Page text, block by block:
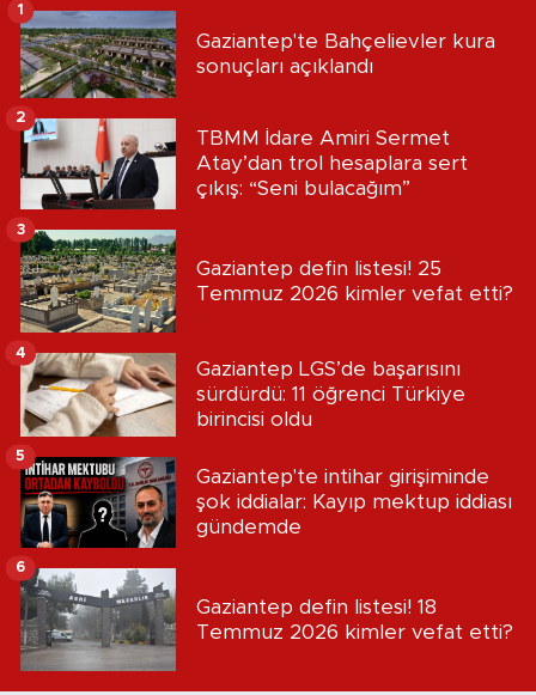
Gaziantep'te Bahçelievler kura
sonuçları açıklandı
1
TBMM İdare Amiri Sermet
Atay’dan trol hesaplara sert
çıkış: “Seni bulacağım”
2
Gaziantep defin listesi! 25
Temmuz 2026 kimler vefat etti?
3
Gaziantep LGS’de başarısını
sürdürdü: 11 öğrenci Türkiye
birincisi oldu
4
Gaziantep'te intihar girişiminde
şok iddialar: Kayıp mektup iddiası
gündemde
5
Gaziantep defin listesi! 18
Temmuz 2026 kimler vefat etti?
6